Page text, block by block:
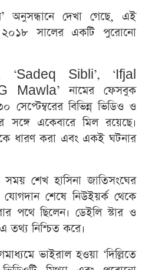
অনুসন্ধানে দেখা গেছে, এই
সালের একটি পুরোনো
‘Sadeq Sibli’, ‘Ifjal
Mawla’ নামের ফেসবুক
বিভিন্ন ভিডিও ও
একেবারে মিল রয়েছে।
ধারণ করা এবং একই ঘটনার
শেখ হাসিনা জাতিসংঘের
শেষে নিউইয়র্ক থেকে
পথে ছিলেন। ডেইলি স্টার ও
তথ্য নিশ্চিত করে।
ভাইরাল হওয়া ‘দিল্লিতে